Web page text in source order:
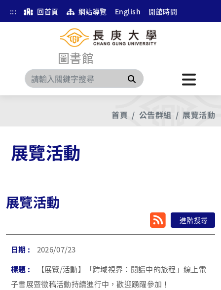
::: 回首頁 網站導覽 English 開館時間
圖書館
搜尋
首頁 公告群組 展覽活動
展覽活動
展覽活動
RSS 進階搜尋
2026/07/23
【展覽/活動】「跨域視界：閱讀中的旅程」線上電
子書展暨徵稿活動持續進行中，歡迎踴躍參加！